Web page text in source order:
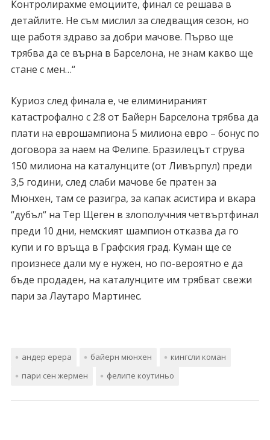
Контролирахме емоциите, финал се решава в
детайлите. Не съм мислил за следващия сезон, но
ще работя здраво за добри мачове. Първо ще
трябва да се върна в Барселона, не знам какво ще
стане с мен…“
Куриоз след финала е, че елиминираният
катастрофално с 2:8 от Байерн Барселона трябва да
плати на еврошампиона 5 милиона евро – бонус по
договора за наем на Фелипе. Бразилецът струва
150 милиона на каталунците (от Ливърпул) преди
3,5 години, след слаби мачове бе пратен за
Мюнхен, там се разигра, за капак асистира и вкара
“дубъл“ на Тер Щеген в злополучния четвъртфинал
преди 10 дни, немският шампион отказва да го
купи и го връща в Графския град. Куман ще се
произнесе дали му е нужен, но по-вероятно е да
бъде продаден, на каталунците им трябват свежи
пари за Лаутаро Мартинес.
андер ерера байерн мюнхен
кингсли коман
пари сен жермен
фелипе коутиньо